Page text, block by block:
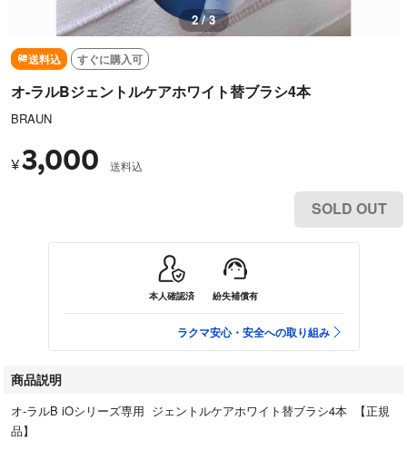
2 / 3
送料込 すぐに購入可
オ-ラルBジェントルケアホワイト替ブラシ4本
BRAUN
¥3,000 送料込
SOLD OUT
本人確認済 紛失補償有
ラクマ安心・安全への取り組み
商品説明
オ-ラルB iOシリーズ専用 ジェントルケアホワイト替ブラシ4本 【正規
品】